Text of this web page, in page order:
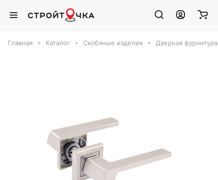
Главная Каталог Скобяные изделия Дверная фурнитура